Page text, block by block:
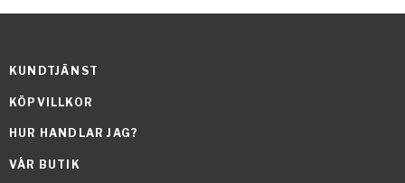
KUNDTJÄNST
KÖPVILLKOR
HUR HANDLAR JAG?
VÅR BUTIK